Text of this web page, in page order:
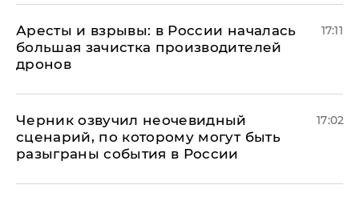
Аресты и взрывы: в России началась
большая зачистка производителей
дронов
17:11
Черник озвучил неочевидный
сценарий, по которому могут быть
разыграны события в России
17:02